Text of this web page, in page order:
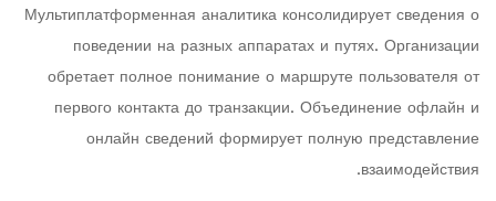
Мультиплатформенная аналитика консолидирует сведения о
поведении на разных аппаратах и путях. Организации
обретает полное понимание о маршруте пользователя от
первого контакта до транзакции. Объединение офлайн и
онлайн сведений формирует полную представление
взаимодействия.